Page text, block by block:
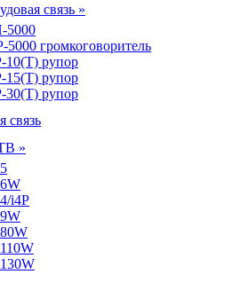
связь »
5000
5000 громкоговоритель
10(T) рупор
15(T) рупор
30(T) рупор
связь
»
i4P